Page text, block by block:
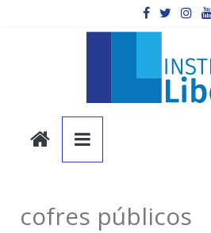
Instituto
Liberal
Você
é
cofres públicos